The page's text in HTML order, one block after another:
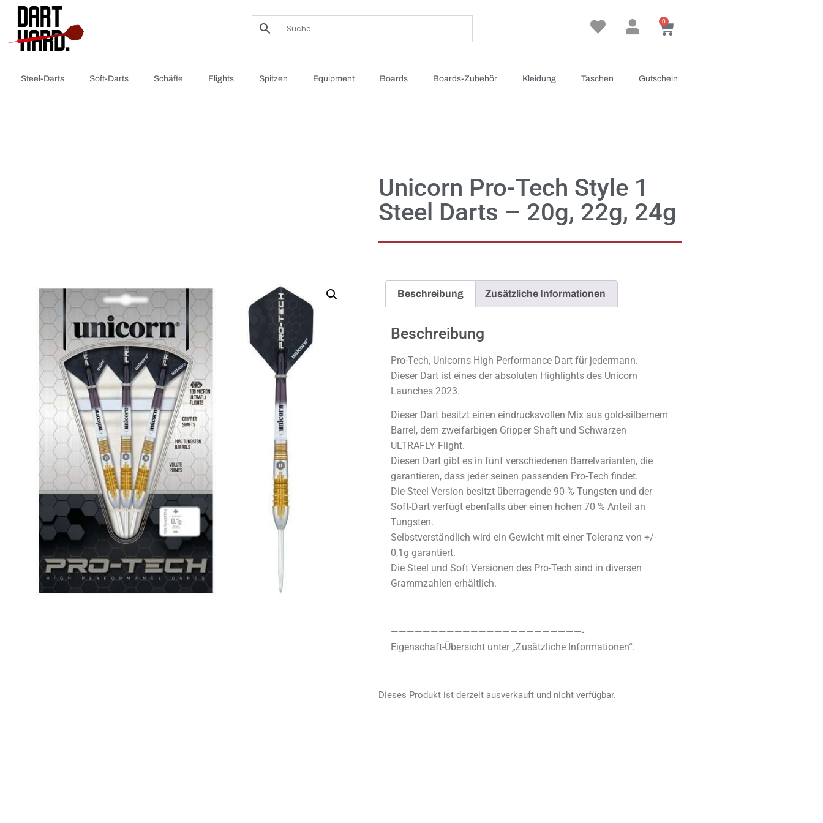
0
Steel-Darts Soft-Darts Schäfte Flights Spitzen Equipment Boards Boards-Zubehör Kleidung Taschen Gutschein
Unicorn Pro-Tech Style 1
Steel Darts – 20g, 22g, 24g
Beschreibung Zusätzliche Informationen
Beschreibung
Pro-Tech, Unicorns High Performance Dart für jedermann.
Dieser Dart ist eines der absoluten Highlights des Unicorn
Launches 2023.
Dieser Dart besitzt einen eindrucksvollen Mix aus gold-silbernem
Barrel, dem zweifarbigen Gripper Shaft und Schwarzen
ULTRAFLY Flight.
Diesen Dart gibt es in fünf verschiedenen Barrelvarianten, die
garantieren, dass jeder seinen passenden Pro-Tech findet.
Die Steel Version besitzt überragende 90 % Tungsten und der
Soft-Dart verfügt ebenfalls über einen hohen 70 % Anteil an
Tungsten.
Selbstverständlich wird ein Gewicht mit einer Toleranz von +/-
0,1g garantiert.
Die Steel und Soft Versionen des Pro-Tech sind in diversen
Grammzahlen erhältlich.
————————————————————————-
Eigenschaft-Übersicht unter „Zusätzliche Informationen“.
Dieses Produkt ist derzeit ausverkauft und nicht verfügbar.